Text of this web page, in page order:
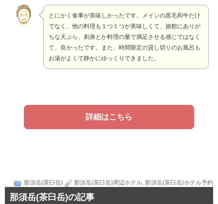
とにかく食事が美味しかったです。メインの黒毛和牛だけ
でなく、他の料理も１つ１つが美味しくて、旅館にありが
ちな天ぷら、刺身とか料理の量で満足させる感じではなく
て、良かったです。また、時間限定の貸し切りのお風呂も
お湯がよくて静かにゆっくりできました。
詳細はこちら
那須岳(茶臼岳) 那須岳(茶臼岳)周辺ホテル 那須岳(茶臼岳)ホテル予約
那須岳(茶臼岳)の記事